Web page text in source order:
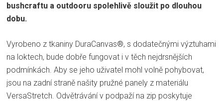
bushcraftu a outdooru spolehlivě sloužit po dlouhou
dobu.
Vyrobeno z tkaniny DuraCanvas®, s dodatečnými výztuhami
na loktech, bude dobře fungovat i v těch nejdrsnějších
podmínkách. Aby se jeho uživatel mohl volně pohybovat,
jsou na zadní straně našity pružné panely z materiálu
VersaStretch. Odvětrávání v podpaží na zip poskytuje